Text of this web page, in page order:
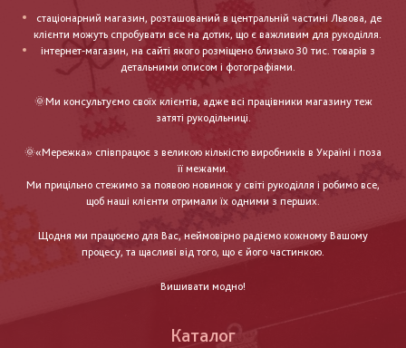
стаціонарний магазин, розташований в центральній частині Львова, де
клієнти можуть спробувати все на дотик, що є важливим для рукоділля.
інтернет-магазин, на сайті якого розміщено близько 30 тис. товарів з
детальними описом і фотографіями.
🌞Ми консультуємо своїх клієнтів, адже всі працівники магазину теж
затяті рукодільниці.
🌞«Мережка» співпрацює з великою кількістю виробників в Україні і поза
її межами.
Ми прицільно стежимо за появою новинок у світі рукоділля і робимо все,
щоб наші клієнти отримали їх одними з перших.
Щодня ми працюємо для Вас, неймовірно радіємо кожному Вашому
процесу, та щасливі від того, що є його частинкою.
Вишивати модно!
Каталог